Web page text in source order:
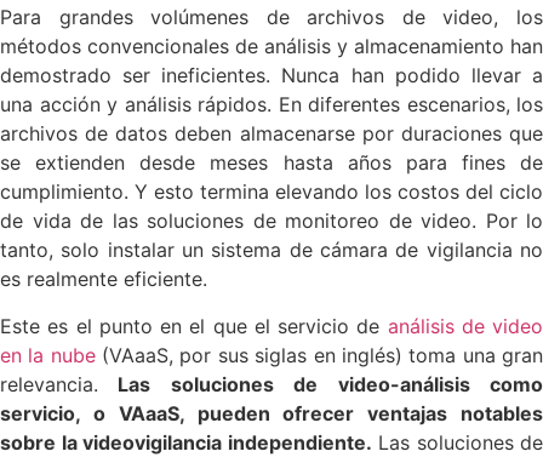
Para grandes volúmenes de archivos de video, los
métodos convencionales de análisis y almacenamiento han
demostrado ser ineficientes. Nunca han podido llevar a
una acción y análisis rápidos. En diferentes escenarios, los
archivos de datos deben almacenarse por duraciones que
se extienden desde meses hasta años para fines de
cumplimiento. Y esto termina elevando los costos del ciclo
de vida de las soluciones de monitoreo de video. Por lo
tanto, solo instalar un sistema de cámara de vigilancia no
es realmente eficiente.
Este es el punto en el que el servicio de análisis de video
en la nube(VAaaS, por sus siglas en inglés) toma una gran
relevancia. Las soluciones de video-análisis como
servicio, o VAaaS, pueden ofrecer ventajas notables
sobre la videovigilancia independiente. Las soluciones de